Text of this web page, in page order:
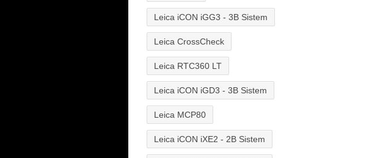
Leica iCON iGG3 - 3B Sistem
Leica CrossCheck
Leica RTC360 LT
Leica iCON iGD3 - 3B Sistem
Leica MCP80
Leica iCON iXE2 - 2B Sistem